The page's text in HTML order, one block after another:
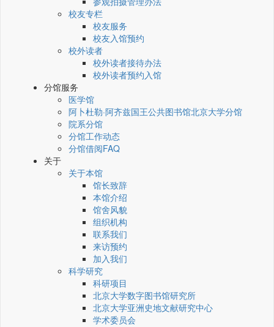
校友专栏
校友服务
校友入馆预约
校外读者
校外读者接待办法
校外读者预约入馆
分馆服务
医学馆
阿卜杜勒·阿齐兹国王公共图书馆北京大学分馆
院系分馆
分馆工作动态
分馆借阅FAQ
关于
关于本馆
馆长致辞
本馆介绍
馆舍风貌
组织机构
联系我们
来访预约
加入我们
科学研究
科研项目
北京大学数字图书馆研究所
北京大学亚洲史地文献研究中心
学术委员会